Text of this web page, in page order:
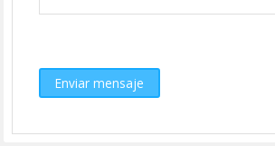
Enviar mensaje